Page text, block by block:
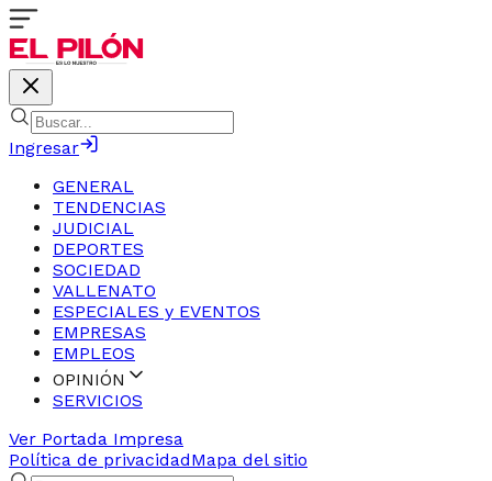
Ingresar
GENERAL
TENDENCIAS
JUDICIAL
DEPORTES
SOCIEDAD
VALLENATO
ESPECIALES y EVENTOS
EMPRESAS
EMPLEOS
OPINIÓN
SERVICIOS
Ver Portada Impresa
Política de privacidadMapa del sitio